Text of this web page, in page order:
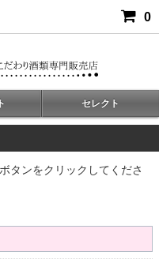
0
セレクト
タンをクリックしてくださ